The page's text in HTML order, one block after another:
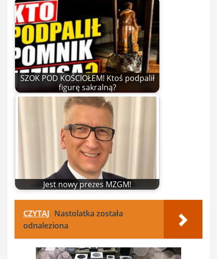
SZOK POD KOŚCIOŁEM! Ktoś podpalił
figurę sakralną?
Jest nowy prezes MZGM!
CZYTAJ Nastolatka została
odnaleziona